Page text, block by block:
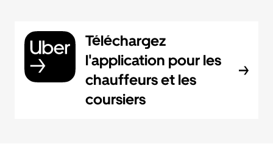
Téléchargez
l'application pour les
chauffeurs et les
coursiers